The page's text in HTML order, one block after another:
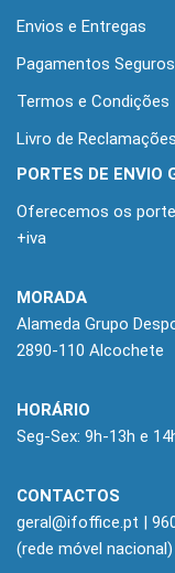
Envios e Entregas
Pagamentos Seguros
Termos e Condições
Livro de Reclamações
PORTES DE ENVIO
Oferecemos os
+iva
MORADA
Alameda Grupo
2890-110 Alcochete
HORÁRIO
Seg-Sex: 9h-13h e
CONTACTOS
geral@ifoffice.pt |
(rede móvel nacional)